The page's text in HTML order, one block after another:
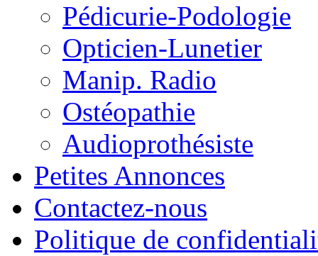
Pédicurie-Podologie
Opticien-Lunetier
Manip. Radio
Ostéopathie
Audioprothésiste
Petites Annonces
Contactez-nous
Politique de